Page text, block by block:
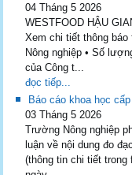
04 Tháng 5 2026
WESTFOOD HẬU
Xem chi tiết thông
Nông nghiệp • Số
của Công t...
đọc tiếp...
Báo cáo khoa học
03 Tháng 5 2026
Trường Nông nghiệp
luận về nội dung đo
(thông tin chi tiết trong